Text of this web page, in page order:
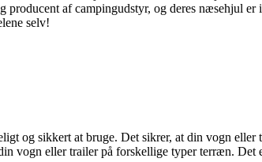
af campingudstyr, og deres næsehjul
selv!
og sikkert at bruge. Det sikrer, at din vogn
vogn eller trailer på forskellige typer terræn.